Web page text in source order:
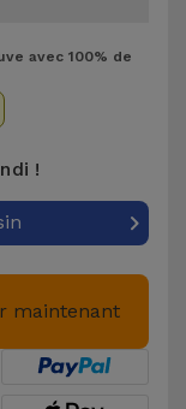
avec 100% de
!
maintenant